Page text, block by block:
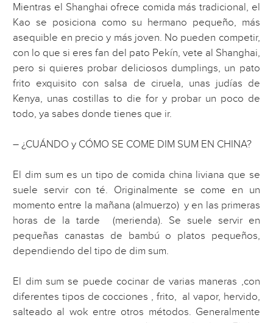
Mientras el Shanghai ofrece comida más tradicional, el
Kao se posiciona como su hermano pequeño, más
asequible en precio y más joven. No pueden competir,
con lo que si eres fan del pato Pekín, vete al Shanghai,
pero si quieres probar deliciosos dumplings, un pato
frito exquisito con salsa de ciruela, unas judías de
Kenya, unas costillas to die for y probar un poco de
todo, ya sabes donde tienes que ir.
– ¿CUÁNDO y CÓMO SE COME DIM SUM EN CHINA?
El dim sum es un tipo de comida china liviana que se
suele servir con té. Originalmente se come en un
momento entre la mañana (almuerzo) y en las primeras
horas de la tarde (merienda). Se suele servir en
pequeñas canastas de bambú o platos pequeños,
dependiendo del tipo de dim sum.
El dim sum se puede cocinar de varias maneras ,con
diferentes tipos de cocciones , frito, al vapor, hervido,
salteado al wok entre otros métodos. Generalmente